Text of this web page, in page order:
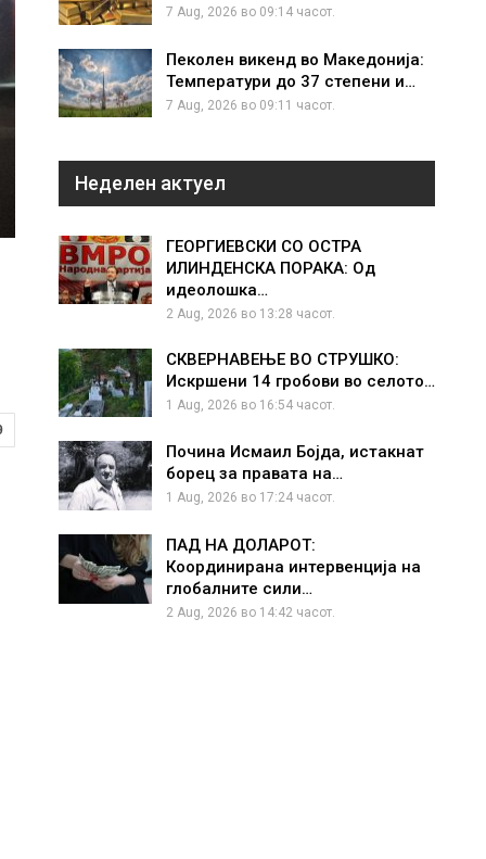
7 Aug, 2026 во 09:14 часот.
Пеколен викенд во Македонија:
Температури до 37 степени и…
7 Aug, 2026 во 09:11 часот.
Неделен актуел
ГЕОРГИЕВСКИ СО ОСТРА
ИЛИНДЕНСКА ПОРАКА: Од
идеолошка…
2 Aug, 2026 во 13:28 часот.
СКВЕРНАВЕЊЕ ВО СТРУШКО:
Искршени 14 гробови во селото…
1 Aug, 2026 во 16:54 часот.
Почина Исмаил Бојда, истакнат
борец за правата на…
1 Aug, 2026 во 17:24 часот.
ПАД НА ДОЛАРОТ:
Координирана интервенција на
глобалните сили…
2 Aug, 2026 во 14:42 часот.